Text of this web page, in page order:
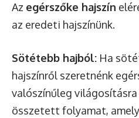
Az egérszőke hajszín
az eredeti hajszínünk.
Sötétebb hajból: Ha
hajszínről szeretnénk
valószínűleg világosításra
összetett folyamat,